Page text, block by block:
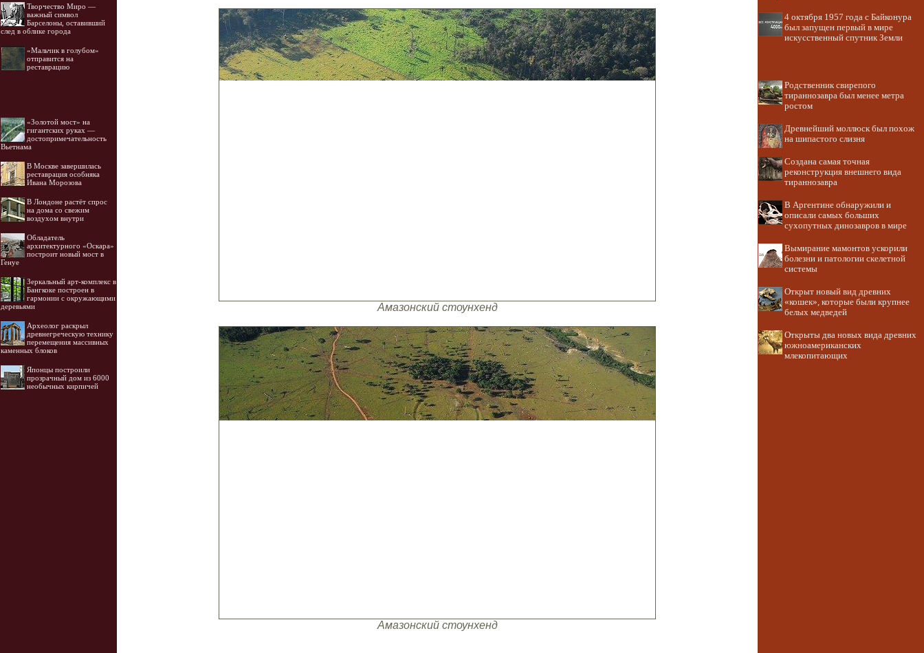
Творчество Миро —
важный символ
Барселоны, оставивший
след в облике города
«Мальчик в голубом»
отправится на
реставрацию
«Золотой мост» на
гигантских руках —
достопримечательность
Вьетнама
В Москве завершилась
реставрация особняка
Ивана Морозова
В Лондоне растёт спрос
на дома со свежим
воздухом внутри
Обладатель
архитектурного «Оскара»
построит новый мост в
Генуе
Зеркальный арт-комплекс в
Бангкоке построен в
гармонии с окружающими
деревьями
Археолог раскрыл
древнегреческую технику
перемещения массивных
каменных блоков
Японцы построили
прозрачный дом из 6000
необычных кирпичей
Амазонский стоунхенд
Амазонский стоунхенд
4 октября 1957 года с Байконура
был запущен первый в мире
искусственный спутник Земли
Родственник свирепого
тираннозавра был менее метра
ростом
Древнейший моллюск был похож
на шипастого слизня
Создана самая точная
реконструкция внешнего вида
тираннозавра
В Аргентине обнаружили и
описали самых больших
сухопутных динозавров в мире
Вымирание мамонтов ускорили
болезни и патологии скелетной
системы
Открыт новый вид древних
«кошек», которые были крупнее
белых медведей
Открыты два новых вида древних
южноамериканских
млекопитающих